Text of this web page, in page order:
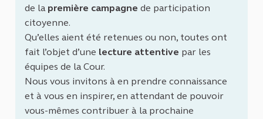
de la première campagne de participation
citoyenne.
Qu’elles aient été retenues ou non, toutes ont
fait l’objet d’une lecture attentive par les
équipes de la Cour.
Nous vous invitons à en prendre connaissance
et à vous en inspirer, en attendant de pouvoir
vous-mêmes contribuer à la prochaine